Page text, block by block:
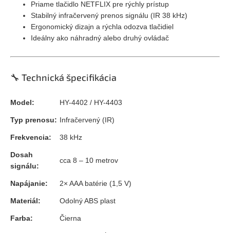
Priame tlačidlo NETFLIX pre rýchly prístup
Stabilný infračervený prenos signálu (IR 38 kHz)
Ergonomický dizajn a rýchla odozva tlačidiel
Ideálny ako náhradný alebo druhý ovládač
🔧 Technická špecifikácia
Model: HY-4402 / HY-4403
Typ prenosu: Infračervený (IR)
Frekvencia: 38 kHz
Dosah
signálu:
cca 8 – 10 metrov
Napájanie: 2× AAA batérie (1,5 V)
Materiál: Odolný ABS plast
Farba: Čierna